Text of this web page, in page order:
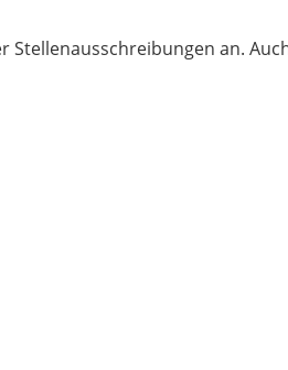
an.